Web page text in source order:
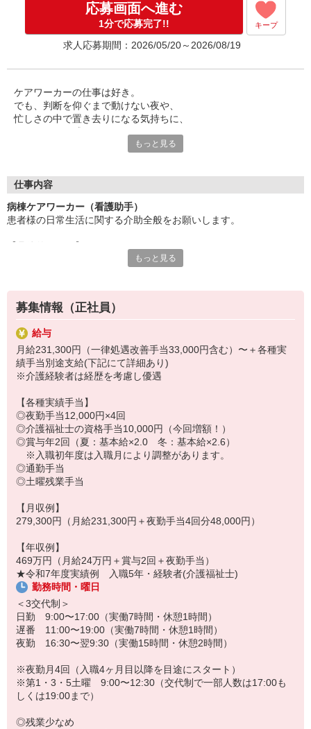
◎介護福祉士の資格手当10,000円（今回増額！）
◎賞与年2回（夏：基本給×2.0 冬：基本給×2.6）
※入職初年度は入職月により調整があります。
◎通勤手当
【月収例】
279,300円（月給231,300円＋夜勤手当4回分48,000
円）
469万円（月給24万円＋賞与2回＋夜勤手当）
応募画面へ進む
1分で応募完了!! キープ
求人応募期間：2026/05/20～2026/08/19
ケアワーカーの仕事は好き。
でも、判断を仰ぐまで動けない夜や、
忙しさの中で置き去りになる気持ちに、
そんな方はぜひ『西武川越病院』にお越しください。
連携し、
＼無資格OK・未経験OK／
その気持ちさえあれば、病院での勤務が初めての方も、
ケアワーカー初挑戦の方も大歓迎。
先輩職員と看護師が業務面＆メンタル面の双方で成長をサポー
ト。
不安や疑問をそのままにしない環境が、あなたを育てます。
もっと見る
仕事内容
病棟ケアワーカー（看護助手）
患者様の日常生活に関する介助全般をお願いします。
■食事・排せつ・入浴などの生活介助
■使用した医療機器の清掃
■病衣類・寝具類の在庫管理・発注
■備品管理・発注 など
【人員体制】
日中：ケアワーカー、看護師とも各4〜5名
夜間：ケアワーカー2名、看護師2名
〜1日の流れ〜
≪日勤≫
▼出勤後、看護師・リハビリスタッフ・ケアワーカーで朝礼。
▼オムツ交換。
▼水分補給や口腔ケア。
お昼とおやつの時間には食事介助。
移動の際の車いす補助。
排せつや入浴の介助など、都度必要な介助を行います。
▼夜勤スタッフへの申し送りをして終了。
≪夜勤≫
▼出勤後、日勤スタッフからの申し送り受け。
情報共有を行います。
▼夕飯介助。
▼ラウンド（見回り）で異常や異変がないかをチェック。
▼オムツ交換は原則1回。
合間にコール対応。
▼朝食介助。
日勤スタッフへ申し送りをして終了。
もっと見る
募集情報（正社員）
給与
月給231,300円（一律処遇改善手当33,000円含む）〜＋各種実
績手当別途支給(下記にて詳細あり)
※介護経験者は経歴を考慮し優遇
【各種実績手当】
◎夜勤手当12,000円×4回
◎介護福祉士の資格手当10,000円（今回増額！）
◎賞与年2回（夏：基本給×2.0 冬：基本給×2.6）
※入職初年度は入職月により調整があります。
◎通勤手当
◎土曜残業手当
【月収例】
279,300円（月給231,300円＋夜勤手当4回分48,000円）
【年収例】
469万円（月給24万円＋賞与2回＋夜勤手当）
★令和7年度実績例 入職5年・経験者(介護福祉士)
勤務時間・曜日
＜3交代制＞
日勤 9:00〜17:00（実働7時間・休憩1時間）
遅番 11:00〜19:00（実働7時間・休憩1時間）
夜勤 16:30〜翌9:30（実働15時間・休憩2時間）
※夜勤月4回（入職4ヶ月目以降を目途にスタート）
※第1・3・5土曜 9:00〜12:30（交代制で一部人数は17:00も
しくは19:00まで）
◎残業少なめ